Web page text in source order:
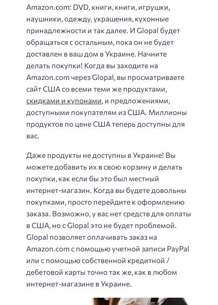
Amazon.com: DVD, книги, книги, игрушки,
наушники, одежду, украшения, кухонные
принадлежности и так далее. И Glopal будет
обращаться с остальным, пока он не будет
доставлен в ваш дом в Украине. Начните
делать покупки! Когда вы заходите на
Amazon.com через Glopal, вы просматриваете
сайт США со всеми теми же продуктами,
скидками и купонами, и предложениями,
доступными покупателям из США. Миллионы
продуктов по цене США теперь доступны для
вас.
Даже продукты не доступны в Украине! Вы
можете добавить их в свою корзину и делать
покупки, как если бы это был местный
интернет-магазин. Когда вы будете довольны
покупками, просто перейдите к оформлению
заказа. Возможно, у вас нет средств для оплаты
в США, но с Glopal это не будет проблемой.
Glopal позволяет оплачивать заказ на
Amazon.com с помощью учетной записи PayPal
или с помощью собственной кредитной /
дебетовой карты точно так же, как в любом
интернет-магазине в Украине.